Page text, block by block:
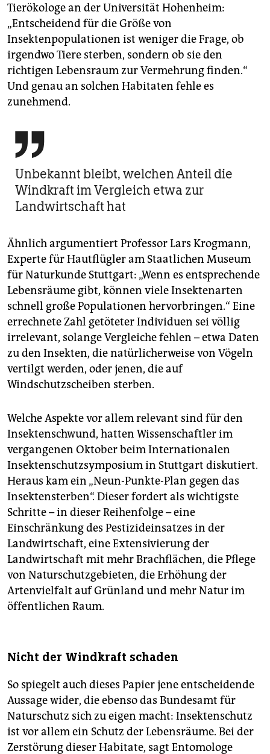
Tierökologe an der Universität Hohenheim:
„Entscheidend für die Größe von
Insektenpopulationen ist weniger die Frage, ob
irgendwo Tiere sterben, sondern ob sie den
richtigen Lebensraum zur Vermehrung finden.“
Und genau an solchen Habitaten fehle es
zunehmend.

Unbekannt bleibt, welchen Anteil die
Windkraft im Vergleich etwa zur
Landwirtschaft hat
Ähnlich argumentiert Professor Lars Krogmann,
Experte für Hautflügler am Staatlichen Museum
für Naturkunde Stuttgart: „Wenn es entsprechende
Lebensräume gibt, können viele Insektenarten
schnell große Populationen hervorbringen.“ Eine
errechnete Zahl getöteter Individuen sei völlig
irrelevant, solange Vergleiche fehlen – etwa Daten
zu den Insekten, die natürlicherweise von Vögeln
vertilgt werden, oder jenen, die auf
Windschutzscheiben sterben.
Welche Aspekte vor allem relevant sind für den
Insektenschwund, hatten Wissenschaftler im
vergangenen Oktober beim Internationalen
Insektenschutzsymposium in Stuttgart diskutiert.
Heraus kam ein „Neun-Punkte-Plan gegen das
Insektensterben“. Dieser fordert als wichtigste
Schritte – in dieser Reihenfolge – eine
Einschränkung des Pestizideinsatzes in der
Landwirtschaft, eine Extensivierung der
Landwirtschaft mit mehr Brachflächen, die Pflege
von Naturschutzgebieten, die Erhöhung der
Artenvielfalt auf Grünland und mehr Natur im
öffentlichen Raum.
Nicht der Windkraft schaden
So spiegelt auch dieses Papier jene entscheidende
Aussage wider, die ebenso das Bundesamt für
Naturschutz sich zu eigen macht: Insektenschutz
ist vor allem ein Schutz der Lebensräume. Bei der
Zerstörung dieser Habitate, sagt Entomologe